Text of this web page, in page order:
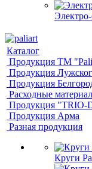
Каталог
Продукция ТМ
Продукция
Продукция
Расходные
Продукция "TRIO-
Продукция Арма
Разная продукция
Круги